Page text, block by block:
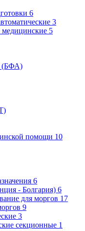
6
3
медицинские 5
(БФА)
помощи 10
6
- Болгария) 6
для моргов 17
9
3
секционные 1